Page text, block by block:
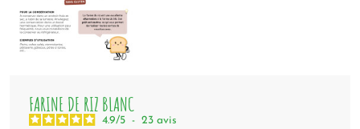
FARINE DE RIZ BLANC
4.9/5 - 23 avis